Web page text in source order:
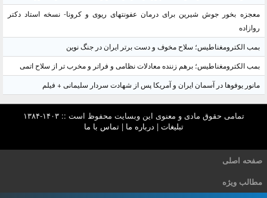
معجزه بخور جوش شیرین برای درمان عفونتهای ریوی و کرونا- نسخه استاد دکتر
روازاده
بمب الکترومغناطیس؛ سلاح مخوف و دست برتر ایران در جنگ نوین
بمب الکترومغناطیس؛ برهم زننده معادلات نظامی و فراتر و مخرب تر از سلاح اتمی
مانور یوفوها در آسمان ایران و آمریکا پس از شهادت سردار سلیمانی + فیلم
تمامی حقوق مادی و معنوی این وبسایت محفوظ است :: ۱۴۰۳-۱۳۸۴
تبلیغات | درباره ما |تماس با ما
صفحه اصلی
مطالب ویژه